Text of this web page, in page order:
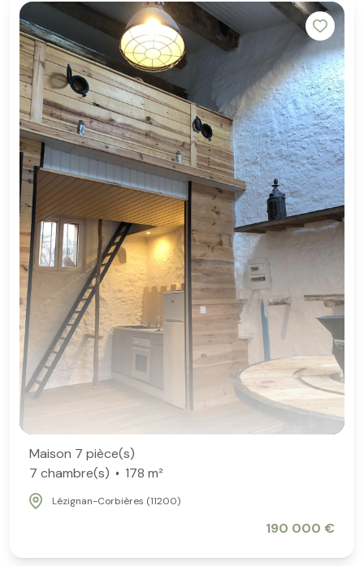
Maison 7 pièce(s)
7 chambre(s)
178 m²
Lézignan-Corbières (11200)
190 000 €